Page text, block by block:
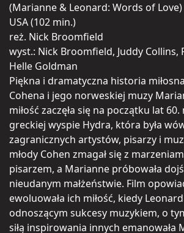
(Marianne & Leonard: Words of
USA (102 min.)
reż. Nick Broomfield
wyst.: Nick Broomfield, Juddy Collins,
Helle Goldman
Piękna i dramatyczna historia
Cohena i jego norweskiej muzy
miłość zaczęła się na początku lat
greckiej wyspie Hydra, która była
zagranicznych artystów, pisarzy i
młody Cohen zmagał się z
pisarzem, a Marianne próbowała
nieudanym małżeństwie. Film
ewoluowała ich miłość, kiedy
odnoszącym sukcesy muzykiem, o
siłą inspirowania innych emanowała